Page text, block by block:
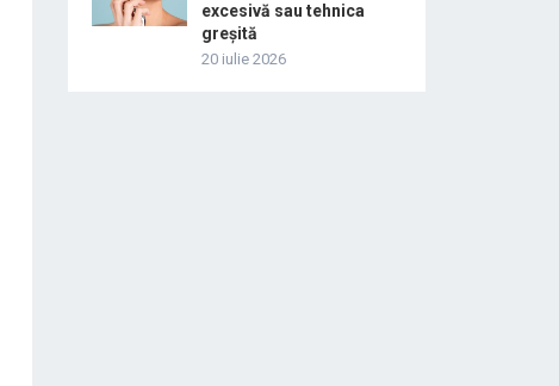
excesivă sau tehnica
greșită
20 iulie 2026